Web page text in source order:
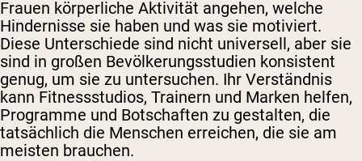
Frauen körperliche Aktivität angehen, welche
Hindernisse sie haben und was sie motiviert.
Diese Unterschiede sind nicht universell, aber sie
sind in großen Bevölkerungsstudien konsistent
genug, um sie zu untersuchen. Ihr Verständnis
kann Fitnessstudios, Trainern und Marken helfen,
Programme und Botschaften zu gestalten, die
tatsächlich die Menschen erreichen, die sie am
meisten brauchen.